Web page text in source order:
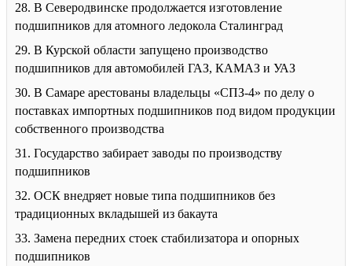
28. В Северодвинске продолжается изготовление
подшипников для атомного ледокола Сталинград
29. В Курской области запущено производство
подшипников для автомобилей ГАЗ, КАМАЗ и УАЗ
30. В Самаре арестованы владельцы «СПЗ-4» по делу о
поставках импортных подшипников под видом продукции
собственного производства
31. Государство забирает заводы по производству
подшипников
32. ОСК внедряет новые типа подшипников без
традиционных вкладышей из бакаута
33. Замена передних стоек стабилизатора и опорных
подшипников